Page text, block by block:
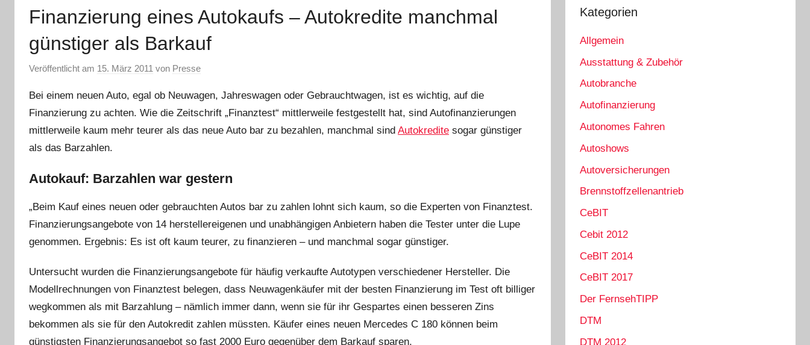
Finanzierung eines Autokaufs – Autokredite manchmal
günstiger als Barkauf
Veröffentlicht am 15. März 2011 von Presse
Bei einem neuen Auto, egal ob Neuwagen, Jahreswagen oder Gebrauchtwagen, ist es wichtig, auf die
Finanzierung zu achten. Wie die Zeitschrift „Finanztest“ mittlerweile festgestellt hat, sind Autofinanzierungen
mittlerweile kaum mehr teurer als das neue Auto bar zu bezahlen, manchmal sind Autokredite sogar günstiger
als das Barzahlen.
Autokauf: Barzahlen war gestern
„Beim Kauf eines neuen oder gebrauchten Autos bar zu zahlen lohnt sich kaum, so die Experten von Finanztest.
Finanzierungsangebote von 14 herstellereigenen und unabhängigen Anbietern haben die Tester unter die Lupe
genommen. Ergebnis: Es ist oft kaum teurer, zu finanzieren – und manchmal sogar günstiger.
Untersucht wurden die Finanzierungsangebote für häufig verkaufte Autotypen verschiedener Hersteller. Die
Modellrechnungen von Finanztest belegen, dass Neuwagenkäufer mit der besten Finanzierung im Test oft billiger
wegkommen als mit Barzahlung – nämlich immer dann, wenn sie für ihr Gespartes einen besseren Zins
bekommen als sie für den Autokredit zahlen müssten. Käufer eines neuen Mercedes C 180 können beim
günstigsten Finanzierungsangebot so fast 2000 Euro gegenüber dem Barkauf sparen.
Kategorien
Allgemein
Ausstattung & Zubehör
Autobranche
Autofinanzierung
Autonomes Fahren
Autoshows
Autoversicherungen
Brennstoffzellenantrieb
CeBIT
Cebit 2012
CeBIT 2014
CeBIT 2017
Der FernsehTIPP
DTM
DTM 2012